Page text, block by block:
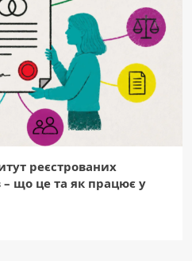
реєстрованих
– що це та як працює у